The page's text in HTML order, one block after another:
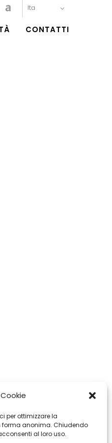
per ottimizzare la
anonima. Chiudendo
al loro uso.
Ita
CONTATTI